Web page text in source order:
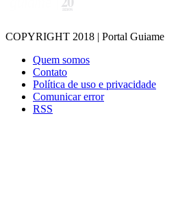
COPYRIGHT 2018 | Portal Guiame
Quem somos
Contato
Política de uso e privacidade
Comunicar error
RSS